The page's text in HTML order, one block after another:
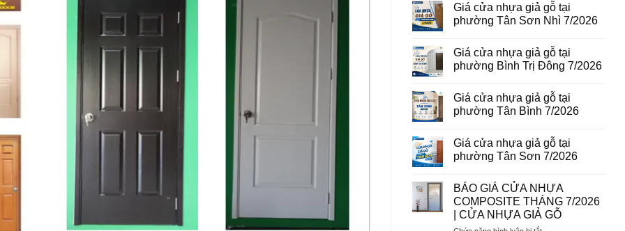
nhựa
giả
gỗ
Tam
Bình
8/2026
bình
luận
ở
nhựa
Đài
Loan
Phú
Thuận
7/2026
Giá cửa nhựa giả gỗ tại
phường Tân Sơn Nhì 7/2026
bình
luận
ở
nhựa
giả
gỗ
Tân
Sơn
Nhì
Giá cửa nhựa giả gỗ tại
phường Bình Trị Đông 7/2026
bình
luận
ở
nhựa
giả
gỗ
Bình
Trị
Đông
7/2026
Giá cửa nhựa giả gỗ tại
phường Tân Bình 7/2026
bình
luận
ở
nhựa
giả
gỗ
tại
Giá cửa nhựa giả gỗ tại
phường Tân Sơn 7/2026
bình
luận
ở
Giá
BÁO GIÁ CỬA NHỰA
COMPOSITE THÁNG 7/2026
| CỬA NHỰA GIẢ GỖ